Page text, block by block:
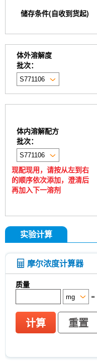
储存条件(自收到货起)
体外溶解度
批次：
体内溶解配方
批次：
现配现用，请按从左到右
的顺序依次添加，澄清后
再加入下一溶剂
实验计算
摩尔浓度计算器
质量
=
计算 重置